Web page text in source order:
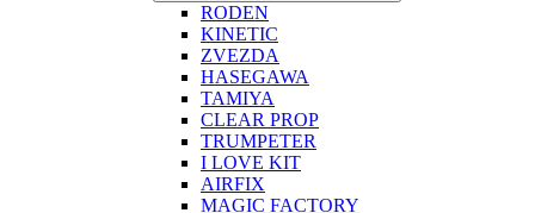
RODEN
KINETIC
ZVEZDA
HASEGAWA
TAMIYA
CLEAR PROP
TRUMPETER
I LOVE KIT
AIRFIX
MAGIC FACTORY